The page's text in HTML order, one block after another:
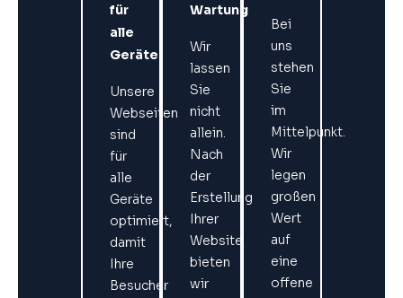
für
alle
Geräte
Unsere
Webseiten
sind
für
alle
Geräte
optimiert,
damit
Ihre
Besucher
Wartung
Wir
lassen
Sie
nicht
allein.
Nach
der
Erstellung
Ihrer
Website
bieten
wir
Bei
uns
stehen
Sie
im
Mittelpunkt.
Wir
legen
großen
Wert
auf
eine
offene